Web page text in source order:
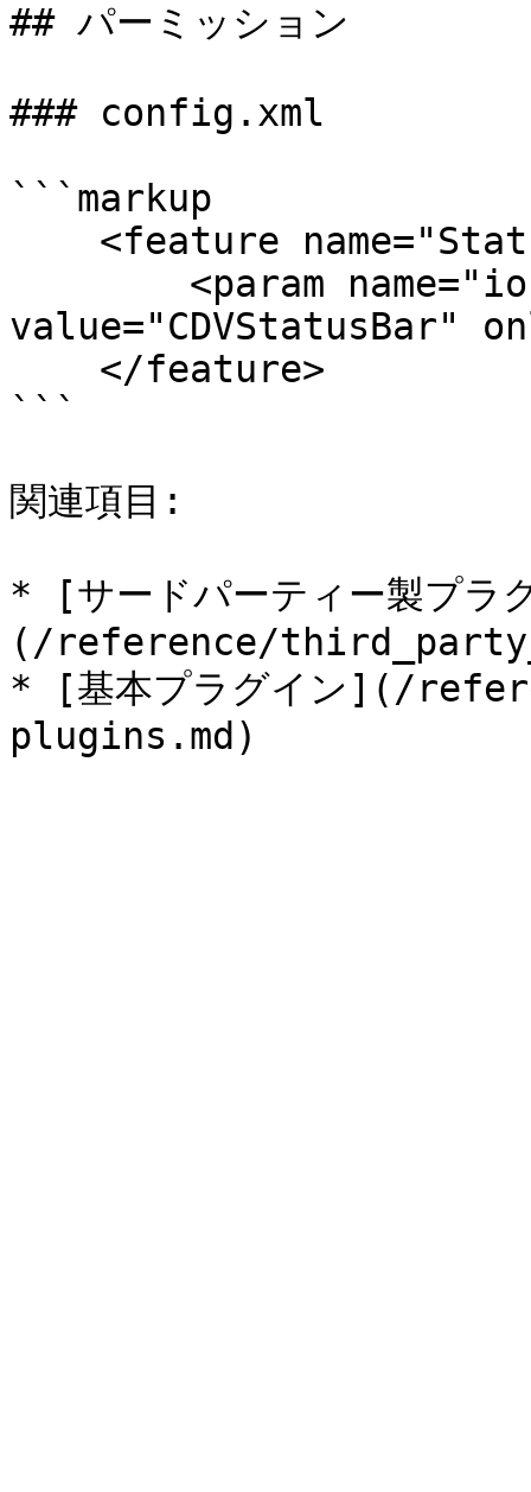
## パーミッション
### config.xml
```markup
value="CDVStatusBar"
```
関連項目:
* [サードパーティー製プラ
(/reference/
* [基本プラグイン](/